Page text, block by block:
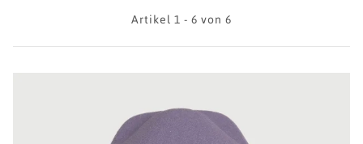
Artikel 1 - 6 von 6